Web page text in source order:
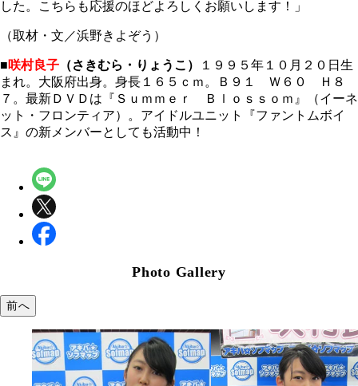
した。こちらも応援のほどよろしくお願いします！」
（取材・文／浜野きよぞう）
■咲村良子 （さきむら・りょうこ）
１９９５年１０月２０日生
まれ。大阪府出身。身長１６５ｃｍ。Ｂ９１ Ｗ６０ Ｈ８
７。最新ＤＶＤは『Ｓｕｍｍｅｒ Ｂｌｏｓｓｏｍ』（イーネ
ット・フロンティア）。アイドルユニット『ファントムボイ
ス』の新メンバーとしても活動中！
Photo Gallery
前へ